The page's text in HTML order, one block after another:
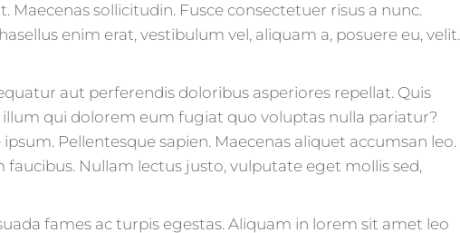
sollicitudin. Fusce consectetuer risus a nunc.
enim erat, vestibulum vel, aliquam a, posuere eu, velit.
aut perferendis doloribus asperiores repellat. Quis
qui dolorem eum fugiat quo voluptas nulla pariatur?
Pellentesque sapien. Maecenas aliquet accumsan leo.
Nullam lectus justo, vulputate eget mollis sed,
fames ac turpis egestas. Aliquam in lorem sit amet leo